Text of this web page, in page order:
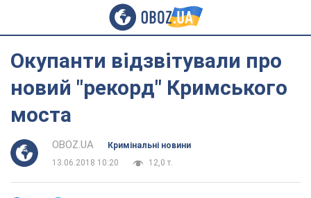
Окупанти відзвітували про
новий "рекорд" Кримського
моста
OBOZ.UA
Кримінальні новини
13.06.2018 10:20
12,0 т.